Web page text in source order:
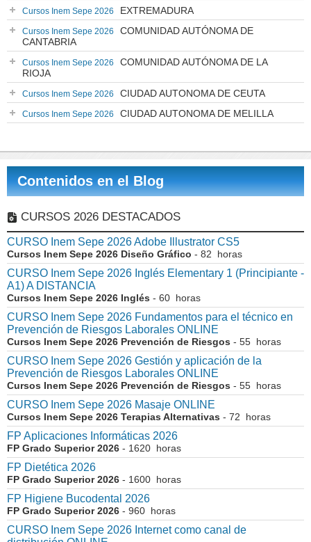
Cursos Inem Sepe 2026 EXTREMADURA
Cursos Inem Sepe 2026
COMUNIDAD AUTÓNOMA DE
CANTABRIA
Cursos Inem Sepe 2026
COMUNIDAD AUTÓNOMA DE LA
RIOJA
Cursos Inem Sepe 2026 CIUDAD AUTONOMA DE CEUTA
Cursos Inem Sepe 2026 CIUDAD AUTONOMA DE MELILLA
Contenidos en el Blog
CURSOS 2026 DESTACADOS
CURSO Inem Sepe 2026 Adobe Illustrator CS5
Cursos Inem Sepe 2026 Diseño Gráfico - 82 horas
CURSO Inem Sepe 2026 Inglés Elementary 1 (Principiante -
A1) A DISTANCIA
Cursos Inem Sepe 2026 Inglés - 60 horas
CURSO Inem Sepe 2026 Fundamentos para el técnico en
Prevención de Riesgos Laborales ONLINE
Cursos Inem Sepe 2026 Prevención de Riesgos - 55 horas
CURSO Inem Sepe 2026 Gestión y aplicación de la
Prevención de Riesgos Laborales ONLINE
Cursos Inem Sepe 2026 Prevención de Riesgos - 55 horas
CURSO Inem Sepe 2026 Masaje ONLINE
Cursos Inem Sepe 2026 Terapias Alternativas - 72 horas
FP Aplicaciones Informáticas 2026
FP Grado Superior 2026 - 1620 horas
FP Dietética 2026
FP Grado Superior 2026 - 1600 horas
FP Higiene Bucodental 2026
FP Grado Superior 2026 - 960 horas
CURSO Inem Sepe 2026 Internet como canal de